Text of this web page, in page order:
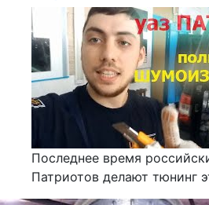
Последнее время
Патриотов делают тюнинг